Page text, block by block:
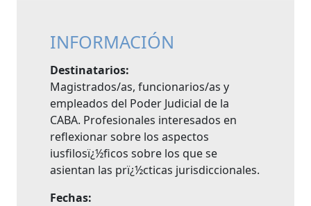
INFORMACIÓN
Destinatarios:
Magistrados/as, funcionarios/as y
empleados del Poder Judicial de la
CABA. Profesionales interesados en
reflexionar sobre los aspectos
iusfilosï¿½ficos sobre los que se
asientan las prï¿½cticas jurisdiccionales.
Fechas: